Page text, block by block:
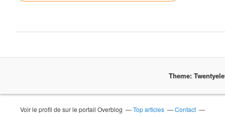
Theme:
Voir le profil de sur le portail Overblog Top articles Contact